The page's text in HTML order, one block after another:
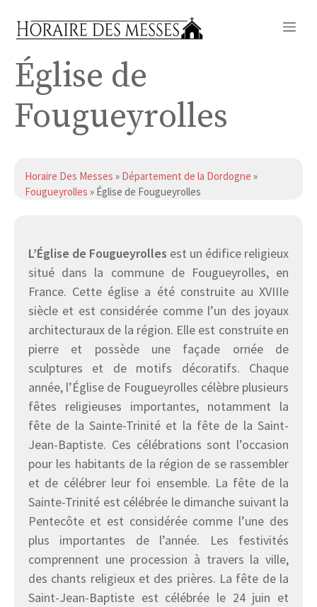
Église de
Fougueyrolles
Horaire Des Messes » Département de la Dordogne »
Fougueyrolles » Église de Fougueyrolles
L’Église de Fougueyrolles est un édifice religieux
situé dans la commune de Fougueyrolles, en
France. Cette église a été construite au XVIIIe
siècle et est considérée comme l’un des joyaux
architecturaux de la région. Elle est construite en
pierre et possède une façade ornée de
sculptures et de motifs décoratifs. Chaque
année, l’Église de Fougueyrolles célèbre plusieurs
fêtes religieuses importantes, notamment la
fête de la Sainte-Trinité et la fête de la Saint-
Jean-Baptiste. Ces célébrations sont l’occasion
pour les habitants de la région de se rassembler
et de célébrer leur foi ensemble. La fête de la
Sainte-Trinité est célébrée le dimanche suivant la
Pentecôte et est considérée comme l’une des
plus importantes de l’année. Les festivités
comprennent une procession à travers la ville,
des chants religieux et des prières. La fête de la
Saint-Jean-Baptiste est célébrée le 24 juin et